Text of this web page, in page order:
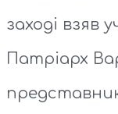
заході взяв
Патріарх